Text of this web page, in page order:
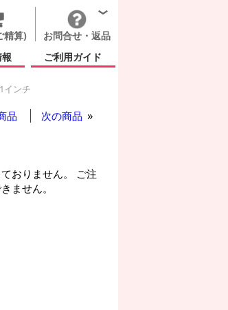
精算)
お問合せ・返品
ご利用ガイド
インチ
品 次の商品
おりません。 ご注
ません。